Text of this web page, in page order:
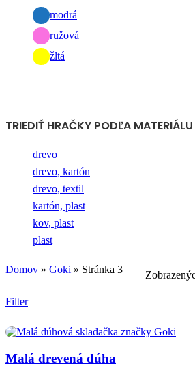
modrá
ružová
žltá
TRIEDIŤ HRAČKY PODĽA MATERIÁLU
drevo
drevo, kartón
drevo, textil
kartón, plast
kov, plast
plast
Domov » Goki » Stránka 3
Filter
Malá drevená dúha